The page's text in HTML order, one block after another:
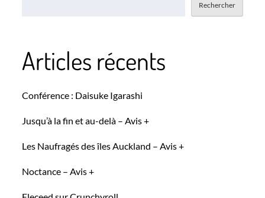
Rechercher
Articles récents
Conférence : Daisuke Igarashi
Jusqu’à la fin et au-delà – Avis +
Les Naufragés des îles Auckland – Avis +
Noctance – Avis +